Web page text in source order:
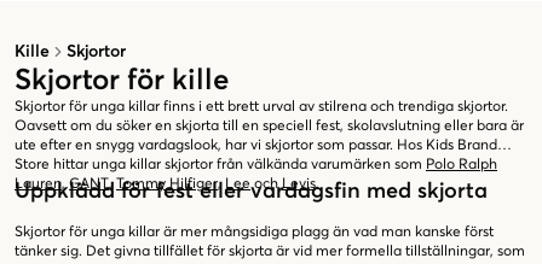
Kille Skjortor
Skjortor för kille
Skjortor för unga killar finns i ett brett urval av stilrena och trendiga skjortor.
Oavsett om du söker en skjorta till en speciell fest, skolavslutning eller bara är
ute efter en snygg vardagslook, har vi skjortor som passar. Hos Kids Brand
Store hittar unga killar skjortor från välkända varumärken som Polo Ralph
Lauren,GANT,Tommy Hilfiger, LeeochLevis.
Uppklädd för fest eller vardagsfin med skjorta
Skjortor för unga killar är mer mångsidiga plagg än vad man kanske först
tänker sig. Det givna tillfället för skjorta är vid mer formella tillställningar, som